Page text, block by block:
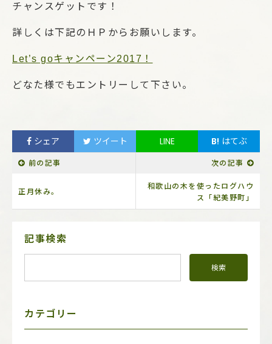
チャンスゲットです！
詳しくは下記のＨＰからお願いします。
Let’s goキャンペーン2017！
どなた様でもエントリーして下さい。
シェア ツイート LINE B! はてぶ
前の記事
正月休み。
次の記事
和歌山の木を使ったログハウ
ス「紀美野町」
サ
ニ
記事検索
カテゴリー